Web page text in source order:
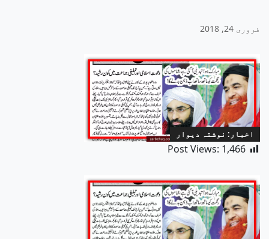
فروری 24, 2018
اخبار: نوشتہ دیوار
Post Views: 1,466